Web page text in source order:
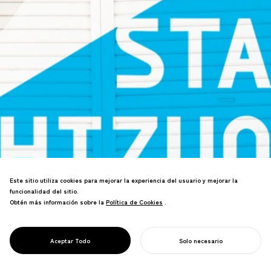
ON STAGE
SHIZUOKA
de Shizuoka. El concepto "La Ciudad
para un destino internacional de artes
Este sitio utiliza cookies para mejorar la experiencia del usuario y mejorar la
funcionalidad del sitio.
Obtén más información sobre la Política de Cookies
Política de Cookies .
Aceptar Todo Solo necesario